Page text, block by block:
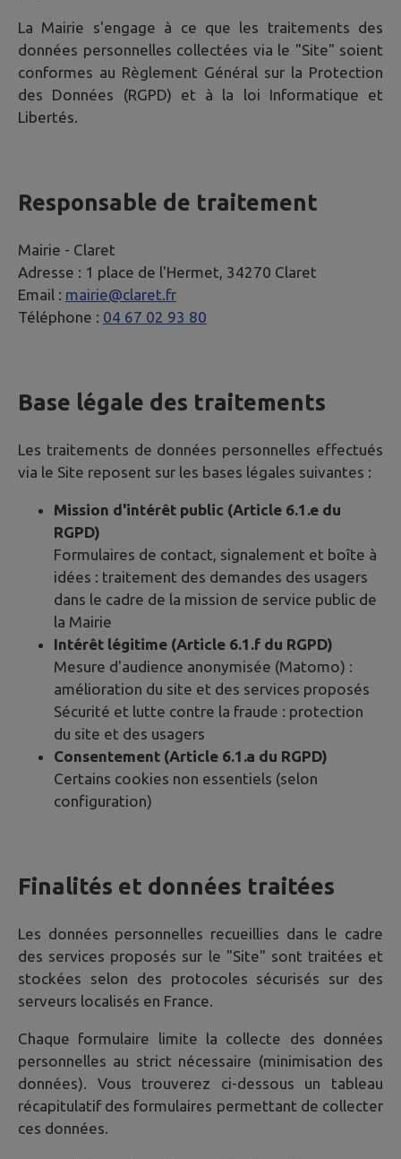
La Mairie s'engage à ce que les traitements des
données personnelles collectées via le "Site" soient
conformes au Règlement Général sur la Protection
des Données (RGPD) et à la loi Informatique et
Libertés.
Responsable de traitement
Mairie - Claret
Adresse : 1 place de l'Hermet, 34270 Claret
Email : mairie@claret.fr
Téléphone : 04 67 02 93 80
Base légale des traitements
Les traitements de données personnelles effectués
via le Site reposent sur les bases légales suivantes :
Mission d'intérêt public (Article 6.1.e du
RGPD)
Formulaires de contact, signalement et boîte à
idées : traitement des demandes des usagers
dans le cadre de la mission de service public de
la Mairie
Intérêt légitime (Article 6.1.f du RGPD)
Mesure d'audience anonymisée (Matomo) :
amélioration du site et des services proposés
Sécurité et lutte contre la fraude : protection
du site et des usagers
Consentement (Article 6.1.a du RGPD)
Certains cookies non essentiels (selon
configuration)
Finalités et données traitées
Les données personnelles recueillies dans le cadre
des services proposés sur le "Site" sont traitées et
stockées selon des protocoles sécurisés sur des
serveurs localisés en France.
Chaque formulaire limite la collecte des données
personnelles au strict nécessaire (minimisation des
données). Vous trouverez ci-dessous un tableau
récapitulatif des formulaires permettant de collecter
ces données.